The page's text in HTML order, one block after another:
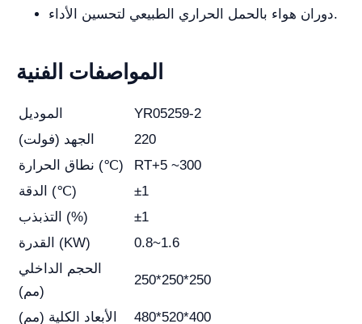
دوران هواء بالحمل الحراري الطبيعي لتحسين الأداء.
المواصفات الفنية
الموديل
YR05259-2
الجهد (فولت)
220
نطاق الحرارة (℃)
RT+5 ~300
الدقة (℃)
±1
التذبذب (%)
±1
القدرة (KW)
0.8~1.6
الحجم الداخلي
(مم)
250*250*250
الأبعاد الكلية (مم)
480*520*400